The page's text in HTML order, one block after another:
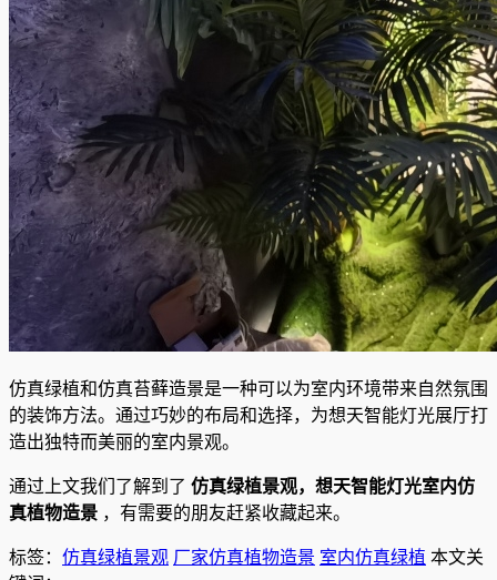
仿真绿植和仿真苔藓造景是一种可以为室内环境带来自然氛围
的装饰方法。通过巧妙的布局和选择，为想天智能灯光展厅打
造出独特而美丽的室内景观。
通过上文我们了解到了 仿真绿植景观，想天智能灯光室内仿
真植物造景 ，有需要的朋友赶紧收藏起来。
标签： 仿真绿植景观 厂家仿真植物造景 室内仿真绿植 本文关